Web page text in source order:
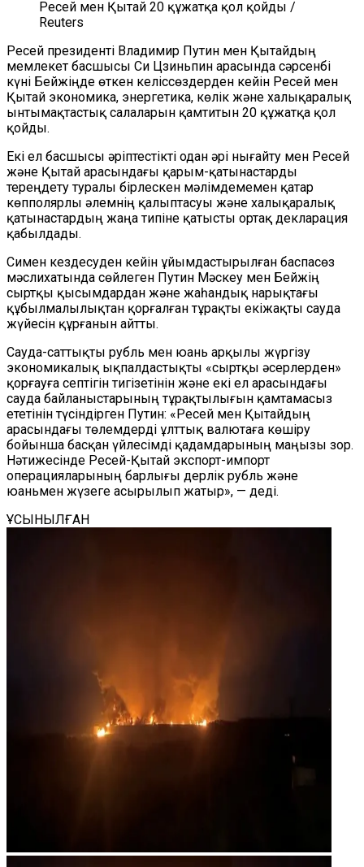
Ресей мен Қытай 20 құжатқа қол қойды /
Reuters
Ресей президенті Владимир Путин мен Қытайдың
мемлекет басшысы Си Цзиньпин арасында сәрсенбі
күні Бейжіңде өткен келіссөздерден кейін Ресей мен
Қытай экономика, энергетика, көлік және халықаралық
ынтымақтастық салаларын қамтитын 20 құжатқа қол
қойды.
Екі ел басшысы әріптестікті одан әрі нығайту мен Ресей
және Қытай арасындағы қарым-қатынастарды
тереңдету туралы бірлескен мәлімдемемен қатар
көпполярлы әлемнің қалыптасуы және халықаралық
қатынастардың жаңа типіне қатысты ортақ декларация
қабылдады.
Симен кездесуден кейін ұйымдастырылған баспасөз
мәслихатында сөйлеген Путин Мәскеу мен Бейжің
сыртқы қысымдардан және жаһандық нарықтағы
құбылмалылықтан қорғалған тұрақты екіжақты сауда
жүйесін құрғанын айтты.
Сауда-саттықты рубль мен юань арқылы жүргізу
экономикалық ықпалдастықты «сыртқы әсерлерден»
қорғауға септігін тигізетінін және екі ел арасындағы
сауда байланыстарының тұрақтылығын қамтамасыз
ететінін түсіндірген Путин: «Ресей мен Қытайдың
арасындағы төлемдерді ұлттық валютаға көшіру
бойынша басқан үйлесімді қадамдарының маңызы зор.
Нәтижесінде Ресей-Қытай экспорт-импорт
операцияларының барлығы дерлік рубль және
юаньмен жүзеге асырылып жатыр», — деді.
ҰСЫНЫЛҒАН